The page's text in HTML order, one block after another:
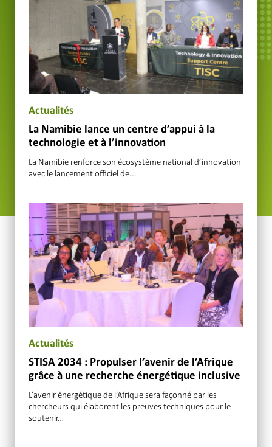
Actualités
La Namibie lance un centre d’appui à la
technologie et à l’innovation
La Namibie renforce son écosystème national d’innovation
avec le lancement officiel de...
Actualités
STISA 2034 : Propulser l’avenir de l’Afrique
grâce à une recherche énergétique inclusive
L’avenir énergétique de l’Afrique sera façonné par les
chercheurs qui élaborent les preuves techniques pour le
soutenir…